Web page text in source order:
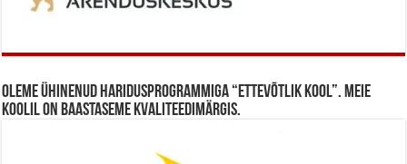
Oleme ühinenud haridusprogrammiga “Ettevõtlik Kool”. Meie
koolil on baastaseme kvaliteedimärgis.